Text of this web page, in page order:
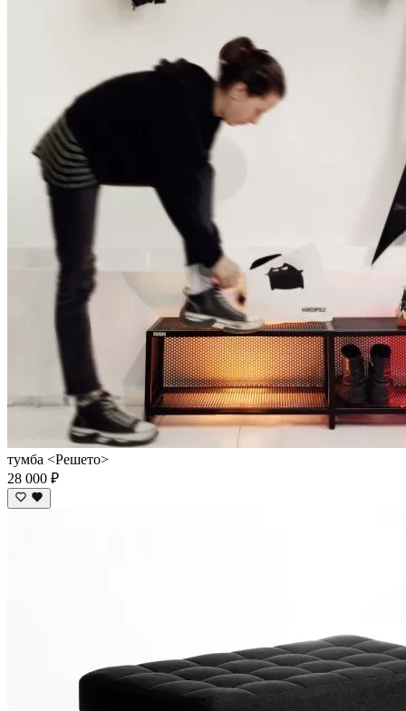
тумба <Решето>
28 000 ₽